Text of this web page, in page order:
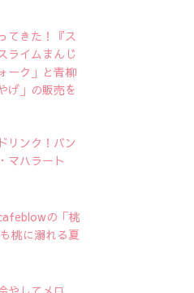
てきた！『ス
ライムまんじ
ーク」と青柳
げ」の販売を
リンク！バン
マハラート
の「桃
桃に溺れる夏